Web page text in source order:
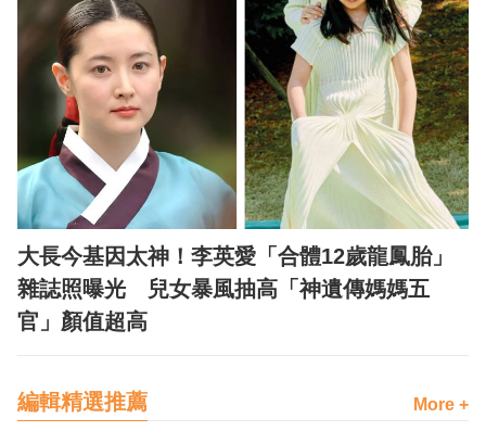
大長今基因太神！李英愛「合體12歲龍鳳胎」
雜誌照曝光 兒女暴風抽高「神遺傳媽媽五
官」顏值超高
編輯精選推薦 More +